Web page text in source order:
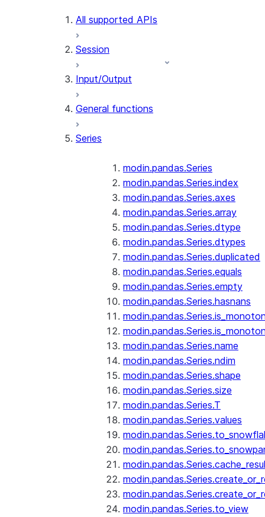
All supported APIs
Session
Input/Output
General functions
Series
modin.pandas.Series
modin.pandas.Series.index
modin.pandas.Series.axes
modin.pandas.Series.array
modin.pandas.Series.dtype
modin.pandas.Series.dtypes
modin.pandas.Series.duplicated
modin.pandas.Series.equals
modin.pandas.Series.empty
modin.pandas.Series.hasnans
modin.pandas.Series.name
modin.pandas.Series.ndim
modin.pandas.Series.shape
modin.pandas.Series.size
modin.pandas.Series.T
modin.pandas.Series.values
modin.pandas.Series.to_view